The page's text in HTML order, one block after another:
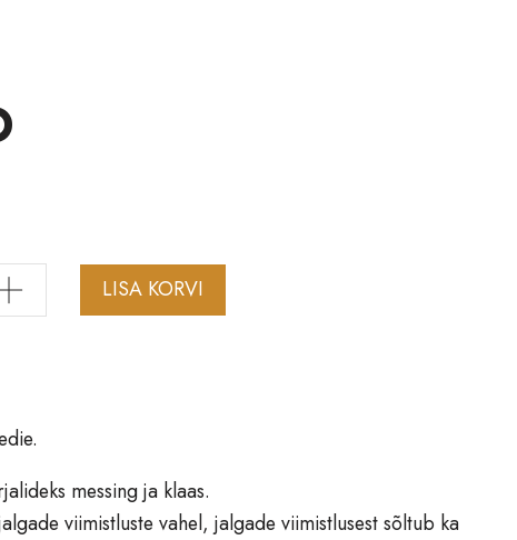
+ LISA KORVI
messing ja klaas.
viimistluste vahel, jalgade viimistlusest sõltub ka